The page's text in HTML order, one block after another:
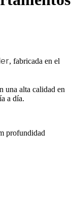
, fabricada en el
una alta calidad en
a día.
profundidad